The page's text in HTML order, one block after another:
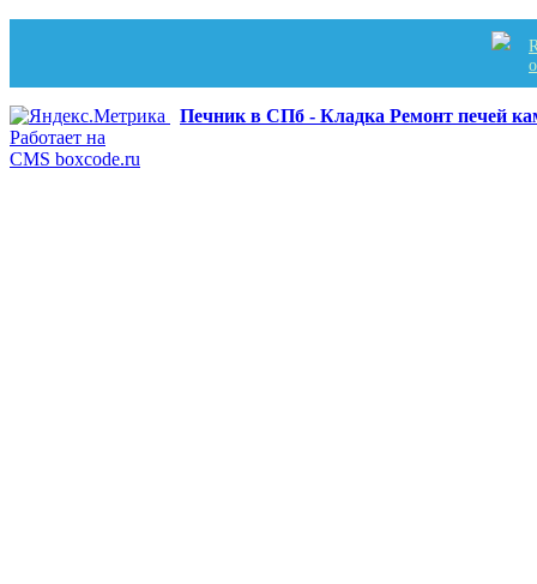
Печник в СПб - Кладка Ремонт печей
Работает на
CMS boxcode.ru